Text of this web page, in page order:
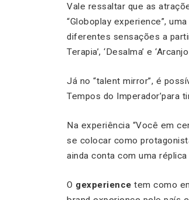
Vale ressaltar que as
“Globoplay experience”,
diferentes sensações a
Terapia’, ‘Desalma’ e
Já no “talent mirror”, é
Tempos do Imperador’para
Na experiência “Você em
se colocar como
ainda conta com uma
O gexperience tem como